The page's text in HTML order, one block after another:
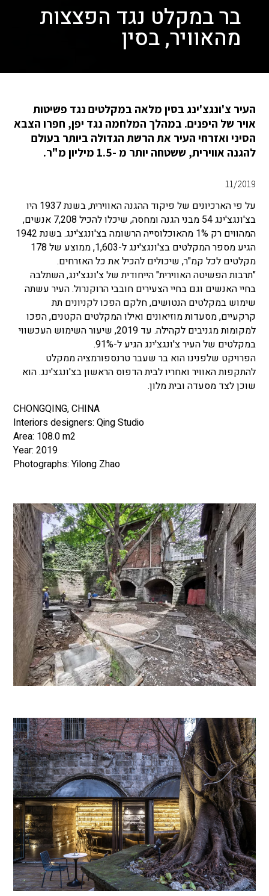
בר במקלט נגד הפצצות
מהאוויר, בסין
העיר צ'ונגצ'ינג בסין מלאה במקלטים נגד פשיטות
אויר של היפנים. במהלך המלחמה נגד יפן, חפרו הצבא
הסיני ואזרחי העיר את הרשת הגדולה ביותר בעולם
להגנה אווירית, ששטחה יותר מ -1.5 מיליון מ"ר.
11/2019
על פי הארכיונים של פיקוד ההגנה האווירית, בשנת 1937 היו
בצ'ונגצ'ינג 54 מבני הגנה ומחסה, שיכלו להכיל 7,208 אנשים,
המהווים רק 1% מהאוכלוסייה הרשומה בצ'ונגצ'ינג. בשנת 1942
הגיע מספר המקלטים בצ'ונגצ'ינג ל-1,603, ממוצע של 178
מקלטים לכל קמ"ר, שיכולים להכיל את כל האזרחים.
"תרבות הפשיטה האווירית" הייחודית של צ'ונגצ'ינג, השתלבה
בחיי האנשים וגם בחיי הצעירים חובבי הרוקנרול. העיר עשתה
שימוש במקלטים הנטושים, חלקם הפכו לקניונים תת
קרקעיים, מסעדות מוזיאונים ואילו המקלטים הקטנים, הפכו
למקומות מגניבים לקהילה. עד 2019, שיעור השימוש העכשווי
במקלטים של העיר צ'ונגצ'ינג הגיע ל-91%.
הפרויקט שלפנינו הוא בר שעבר טרנספורמציה ממקלט
להתקפות האוויר ואחריו לבית הדפוס הראשון בצ'ונגצ'ינג. הוא
שוכן לצד מסעדה ובית מלון.
CHONGQING, CHINA
Interiors designers: Qing Studio
Area: 108.0 m2
Year: 2019
Photographs: Yilong Zhao